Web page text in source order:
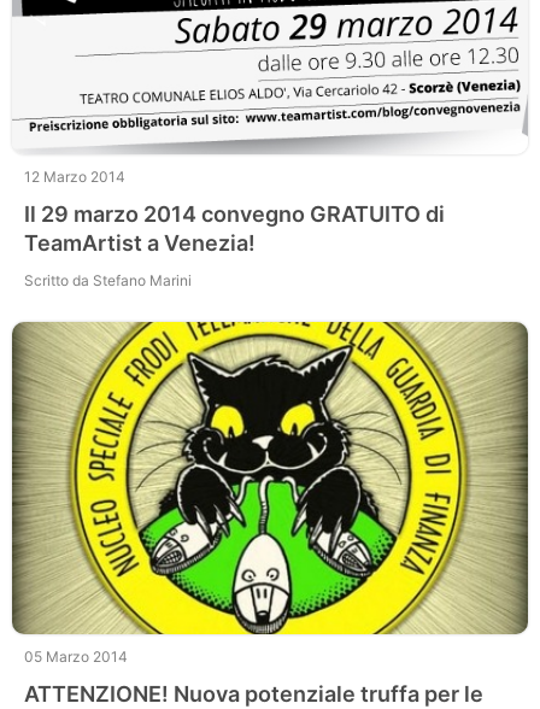
12 Marzo 2014
Il 29 marzo 2014 convegno GRATUITO di
TeamArtist a Venezia!
Scritto da Stefano Marini
05 Marzo 2014
ATTENZIONE! Nuova potenziale truffa per le